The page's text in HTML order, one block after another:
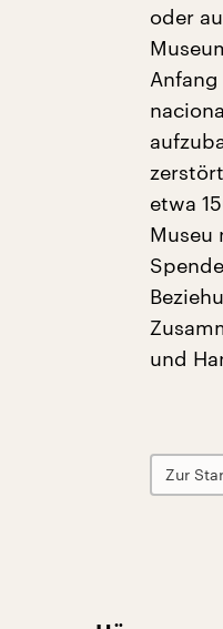
oder
etwa
Museu
und
Zur